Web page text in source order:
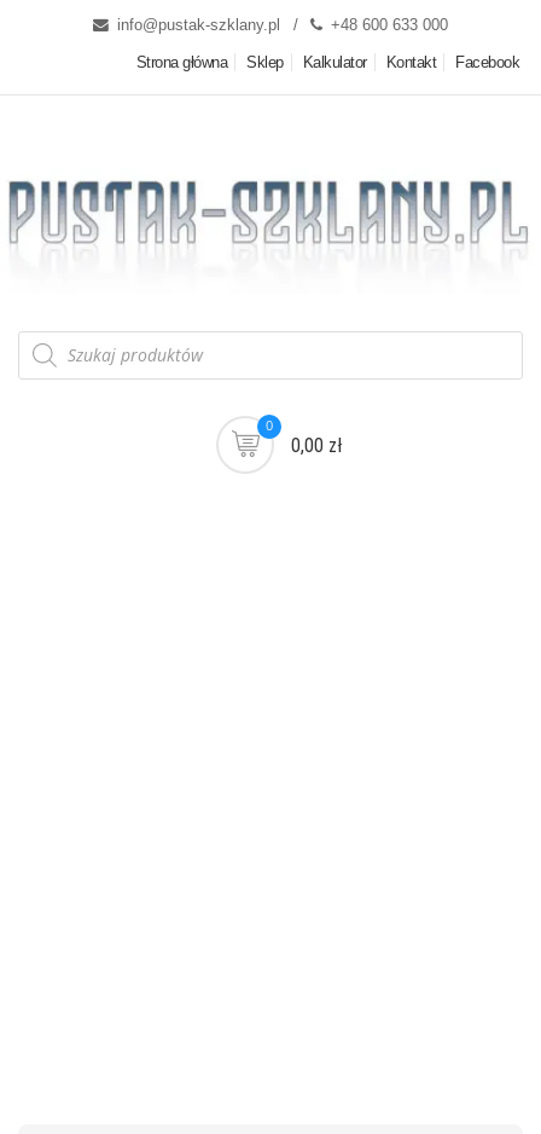
info@pustak-szklany.pl +48 600 633 000
Strona główna Sklep Kalkulator Kontakt Facebook
0
0,00 zł